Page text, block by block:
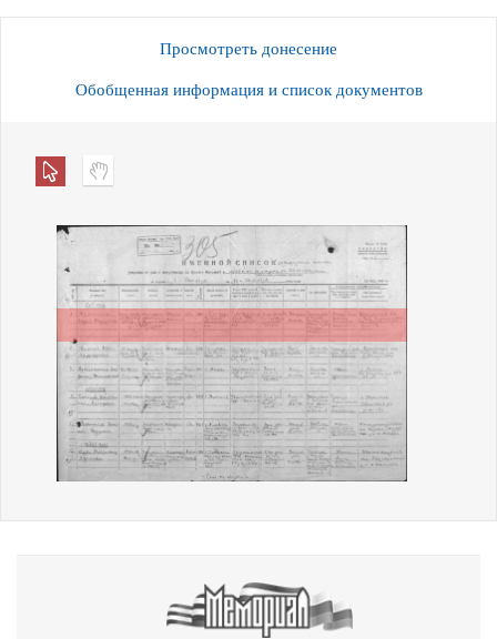
Просмотреть донесение
Обобщенная информация и список документов